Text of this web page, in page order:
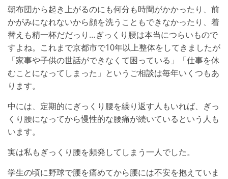
朝布団から起き上がるのにも何分も時間がかかったり、前
かがみになれないから顔を洗うこともできなかったり、着
替えも精一杯だだっり…ぎっくり腰は本当につらいもので
すよね。これまで京都市で10年以上整体をしてきましたが
「家事や子供の世話ができなくて困っている」「仕事を休
むことになってしまった」というご相談は毎年いくつもあ
ります。
中には、定期的にぎっくり腰を繰り返す人もいれば、ぎっ
くり腰になってから慢性的な腰痛が続いているという人も
います。
実は私もぎっくり腰を頻発してしまう一人でした。
学生の頃に野球で腰を痛めてから腰には不安を抱えていま